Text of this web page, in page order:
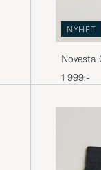
NYHET
Novesta
1 999,-